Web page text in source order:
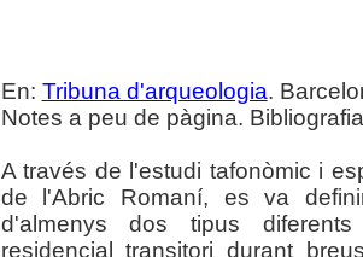
En: Tribuna d'arqueologia.
Notes a peu de pàgina.
A través de l'estudi tafonòmic i
de l'Abric Romaní, es va
d'almenys dos tipus
residencial transitori durant